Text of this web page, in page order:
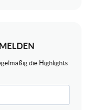
die Highlights